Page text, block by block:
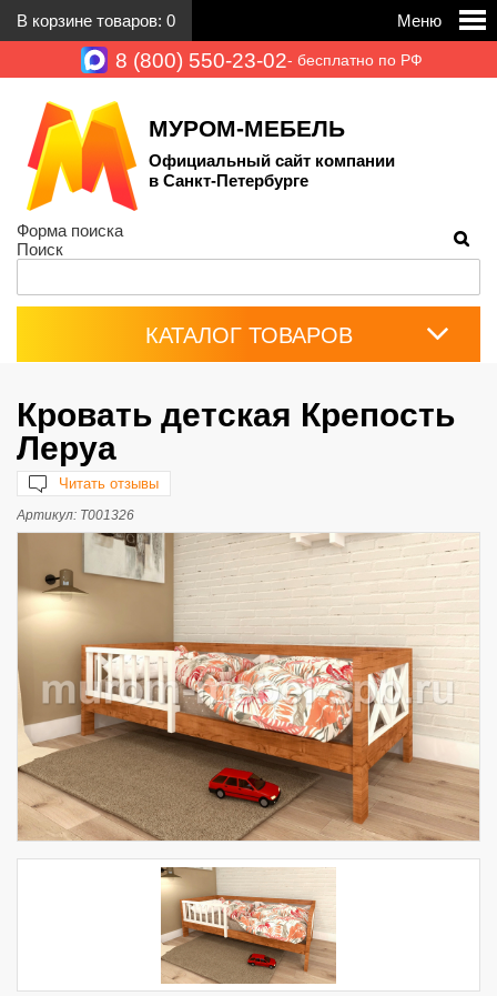
В корзине товаров: 0 Меню
8 (800) 550-23-02- бесплатно по РФ
МУРОМ-МЕБЕЛЬ
Официальный сайт компании
в Санкт-Петербурге
Форма поиска
Поиск
КАТАЛОГ ТОВАРОВ
Кровать детская Крепость
Леруа
Читать отзывы
Артикул: Т001326